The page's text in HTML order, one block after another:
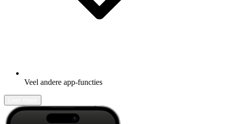
Veel andere app-functies